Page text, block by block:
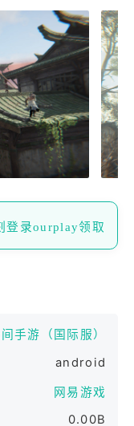
登录ourplay领取
手游（国际服）
android
网易游戏
0.00B